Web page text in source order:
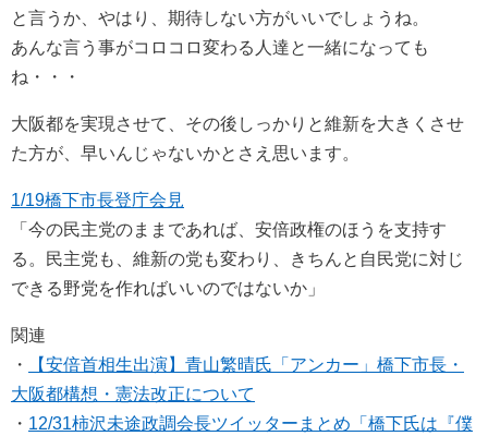
と言うか、やはり、期待しない方がいいでしょうね。
あんな言う事がコロコロ変わる人達と一緒になっても
ね・・・
大阪都を実現させて、その後しっかりと維新を大きくさせ
た方が、早いんじゃないかとさえ思います。
1/19橋下市長登庁会見
「今の民主党のままであれば、安倍政権のほうを支持す
る。民主党も、維新の党も変わり、きちんと自民党に対じ
できる野党を作ればいいのではないか」
関連
・
【安倍首相生出演】青山繁晴氏「アンカー」橋下市長・
大阪都構想・憲法改正について
・ 12/31柿沢未途政調会長ツイッターまとめ「橋下氏は『僕